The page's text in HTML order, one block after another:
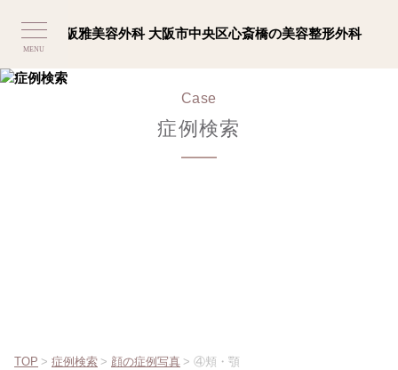
MENU
Case
症例検索
TOP > 症例検索 > 顔の症例写真 > ④頬・顎